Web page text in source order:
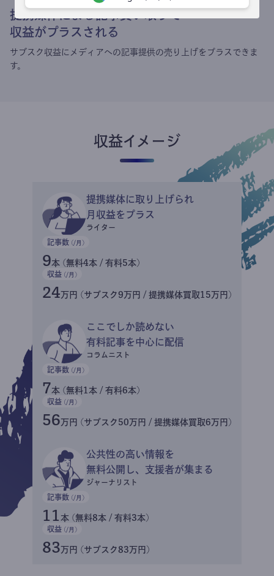
提携媒体による記事買い取りで
収益がプラスされる
サブスク収益にメディアへの記事提供の売り上げをプラスできま
す。
収益イメージ
提携媒体に取り上げられ
月収益をプラス
ライター
記事数 (/月)
9本 (無料4本 / 有料5本)
収益 (/月)
24万円 (サブスク9万円 / 提携媒体買取15万円)
ここでしか読めない
有料記事を中心に配信
コラムニスト
記事数 (/月)
7本 (無料1本 / 有料6本)
収益 (/月)
56万円 (サブスク50万円 / 提携媒体買取6万円)
公共性の高い情報を
無料公開し、支援者が集まる
ジャーナリスト
記事数 (/月)
11 本 (無料8本 / 有料3本)
収益 (/月)
83万円 (サブスク83万円)